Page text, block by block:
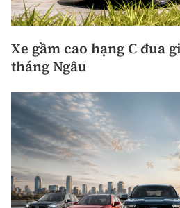
Xe gầm cao hạng C đua
tháng Ngâu